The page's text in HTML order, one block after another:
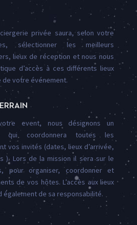
privée saura, selon votre
sélectionner les meilleurs
lieux de réception et nous nous
d’accès à ces différents lieux
de votre événement.
event, nous désignons un
qui coordonnera toutes les
vos invités (dates, lieux d’arrivée,
). Lors de la mission il sera sur le
pour organiser, coordonner et
de vos hôtes. L’accès aux lieux
de sa responsabilité.